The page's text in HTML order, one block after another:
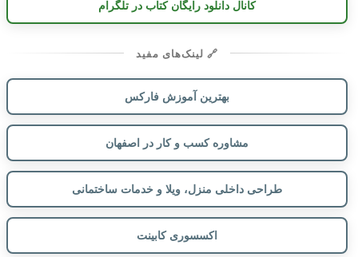
کانال دانلود رایگان کتاب در تلگرام
🔗 لینک‌های مفید
بهترین آموزش فارکس
مشاوره کسب و کار در اصفهان
طراحی داخلی منزل، ویلا و خدمات ساختمانی
اکسسوری کابینت